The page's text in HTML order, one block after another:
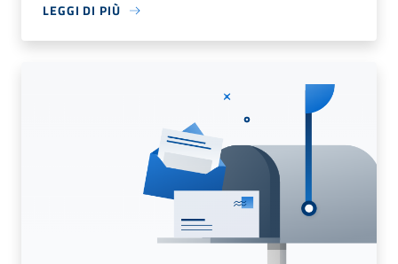
LEGGI DI PIÙ